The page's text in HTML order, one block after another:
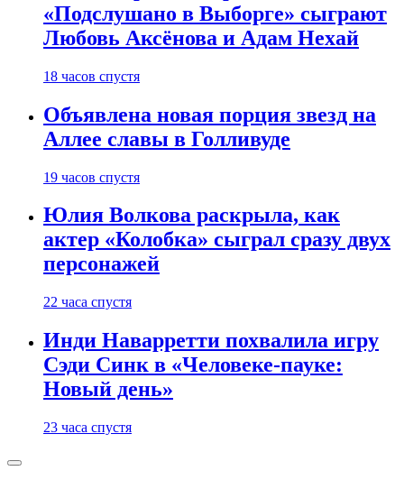
«Подслушано в Выборге» сыграют
Любовь Аксёнова и Адам Нехай
18 часов спустя
Объявлена новая порция звезд на
Аллее славы в Голливуде
19 часов спустя
Юлия Волкова раскрыла, как
актер «Колобка» сыграл сразу двух
персонажей
22 часа спустя
Инди Наварретти похвалила игру
Сэди Синк в «Человеке-пауке:
Новый день»
23 часа спустя